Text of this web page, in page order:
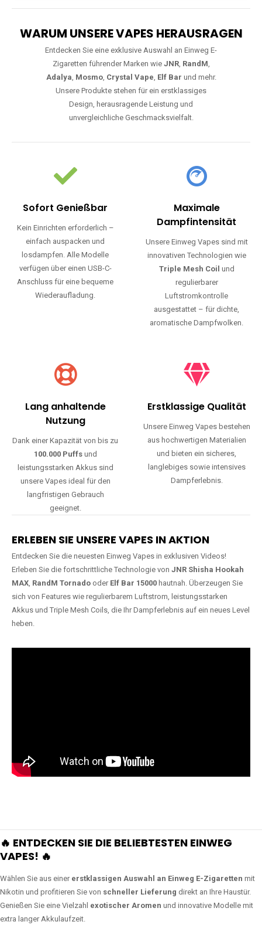
WARUM UNSERE VAPES HERAUSRAGEN
Entdecken Sie eine exklusive Auswahl an Einweg E-
Zigaretten führender Marken wie JNR, RandM,
Adalya, Mosmo, Crystal Vape, Elf Bar und mehr.
Unsere Produkte stehen für ein erstklassiges
Design, herausragende Leistung und
unvergleichliche Geschmacksvielfalt.
Sofort Genießbar
Kein Einrichten erforderlich –
einfach auspacken und
losdampfen. Alle Modelle
verfügen über einen USB-C-
Anschluss für eine bequeme
Wiederaufladung.
Maximale
Dampfintensität
Unsere Einweg Vapes sind mit
innovativen Technologien wie
Triple Mesh Coil und
regulierbarer
Luftstromkontrolle
ausgestattet – für dichte,
aromatische Dampfwolken.
Lang anhaltende
Nutzung
Dank einer Kapazität von bis zu
100.000 Puffsund
leistungsstarken Akkus sind
unsere Vapes ideal für den
langfristigen Gebrauch
geeignet.
Erstklassige Qualität
Unsere Einweg Vapes bestehen
aus hochwertigen Materialien
und bieten ein sicheres,
langlebiges sowie intensives
Dampferlebnis.
ERLEBEN SIE UNSERE VAPES IN AKTION
Entdecken Sie die neuesten Einweg Vapes in exklusiven Videos!
Erleben Sie die fortschrittliche Technologie von JNR Shisha Hookah
MAX, RandM Tornado oder Elf Bar 15000 hautnah. Überzeugen Sie
sich von Features wie regulierbarem Luftstrom, leistungsstarken
Akkus und Triple Mesh Coils, die Ihr Dampferlebnis auf ein neues Level
heben.
🔥 ENTDECKEN SIE DIE BELIEBTESTEN EINWEG
VAPES! 🔥
Wählen Sie aus einer erstklassigen Auswahl an Einweg E-Zigaretten mit
Nikotin und profitieren Sie von schneller Lieferung direkt an Ihre Haustür.
Genießen Sie eine Vielzahl exotischer Aromen und innovative Modelle mit
extra langer Akkulaufzeit.